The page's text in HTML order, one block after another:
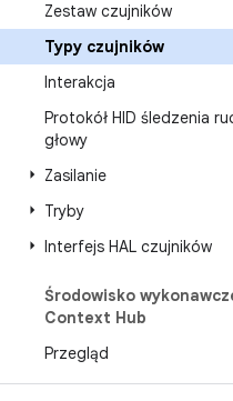
Zestaw czujników
Typy czujników
Interakcja
Protokół HID śledzenia
głowy
Zasilanie
Tryby
Interfejs HAL czujników
Środowisko
Context Hub
Przegląd